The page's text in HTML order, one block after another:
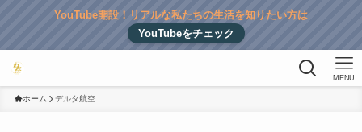
YouTube開設！リアルな私たちの生活を知りたい方は
YouTubeをチェック
MENU
ホーム デルタ航空